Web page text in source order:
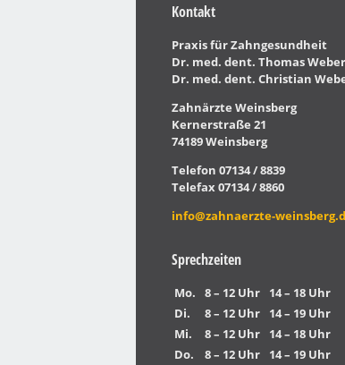
Kontakt
Praxis für Zahngesundheit
Dr. med. dent. Thomas Weber
Dr. med. dent. Christian
Zahnärzte Weinsberg
Kernerstraße 21
74189 Weinsberg
Telefon 07134 / 8839
Telefax 07134 / 8860
info@zahnaerzte-
Sprechzeiten
Mo. 8 – 12 Uhr
14 – 18 Uhr
Di.
8 – 12 Uhr
14 – 19 Uhr
Mi.
8 – 12 Uhr
14 – 18 Uhr
Do.
8 – 12 Uhr
14 – 19 Uhr